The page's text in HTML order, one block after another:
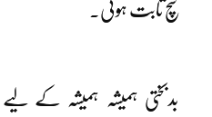
سچ ثابت ہوئی۔
بدبختی ہمیشہ ہمیشہ کے